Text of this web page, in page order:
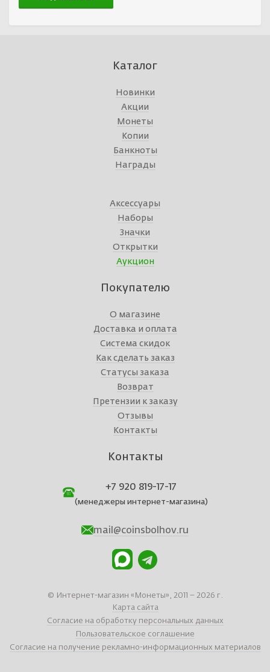
Каталог
Новинки
Акции
Монеты
Копии
Банкноты
Награды
Аксессуары
Наборы
Значки
Открытки
Аукцион
Покупателю
О магазине
Доставка и оплата
Система скидок
Как сделать заказ
Статусы заказа
Возврат
Претензии к заказу
Отзывы
Контакты
Контакты
+7 920 819-17-17
(менеджеры интернет-магазина)
mail@coinsbolhov.ru
© Интернет-магазин «Монеты», 2011 – 2026 г.
Карта сайта
Согласие на обработку персональных данных
Пользовательское соглашение
Согласие на получение рекламно-информационных материалов